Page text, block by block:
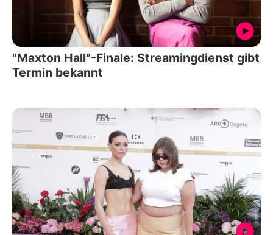
"Maxton Hall"-Finale: Streamingdienst gibt
Termin bekannt